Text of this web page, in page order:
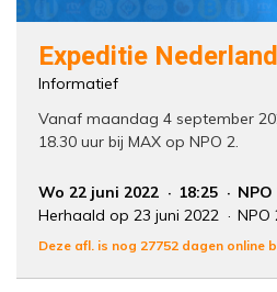
Expeditie Nederland
Informatief
Vanaf maandag 4 september
18.30 uur bij MAX op NPO 2.
Wo 22 juni 2022 18:25 NPO
Herhaald op 23 juni 2022
NPO
Deze afl. is nog 27752 dagen online